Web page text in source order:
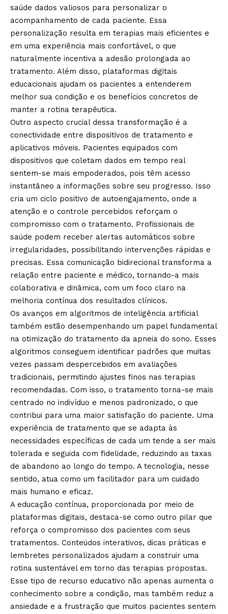
saúde dados valiosos para personalizar o
acompanhamento de cada paciente. Essa
personalização resulta em terapias mais eficientes e
em uma experiência mais confortável, o que
naturalmente incentiva a adesão prolongada ao
tratamento. Além disso, plataformas digitais
educacionais ajudam os pacientes a entenderem
melhor sua condição e os benefícios concretos de
manter a rotina terapêutica.
Outro aspecto crucial dessa transformação é a
conectividade entre dispositivos de tratamento e
aplicativos móveis. Pacientes equipados com
dispositivos que coletam dados em tempo real
sentem-se mais empoderados, pois têm acesso
instantâneo a informações sobre seu progresso. Isso
cria um ciclo positivo de autoengajamento, onde a
atenção e o controle percebidos reforçam o
compromisso com o tratamento. Profissionais de
saúde podem receber alertas automáticos sobre
irregularidades, possibilitando intervenções rápidas e
precisas. Essa comunicação bidirecional transforma a
relação entre paciente e médico, tornando-a mais
colaborativa e dinâmica, com um foco claro na
melhoria contínua dos resultados clínicos.
Os avanços em algoritmos de inteligência artificial
também estão desempenhando um papel fundamental
na otimização do tratamento da apneia do sono. Esses
algoritmos conseguem identificar padrões que muitas
vezes passam despercebidos em avaliações
tradicionais, permitindo ajustes finos nas terapias
recomendadas. Com isso, o tratamento torna-se mais
centrado no indivíduo e menos padronizado, o que
contribui para uma maior satisfação do paciente. Uma
experiência de tratamento que se adapta às
necessidades específicas de cada um tende a ser mais
tolerada e seguida com fidelidade, reduzindo as taxas
de abandono ao longo do tempo. A tecnologia, nesse
sentido, atua como um facilitador para um cuidado
mais humano e eficaz.
A educação contínua, proporcionada por meio de
plataformas digitais, destaca-se como outro pilar que
reforça o compromisso dos pacientes com seus
tratamentos. Conteúdos interativos, dicas práticas e
lembretes personalizados ajudam a construir uma
rotina sustentável em torno das terapias propostas.
Esse tipo de recurso educativo não apenas aumenta o
conhecimento sobre a condição, mas também reduz a
ansiedade e a frustração que muitos pacientes sentem